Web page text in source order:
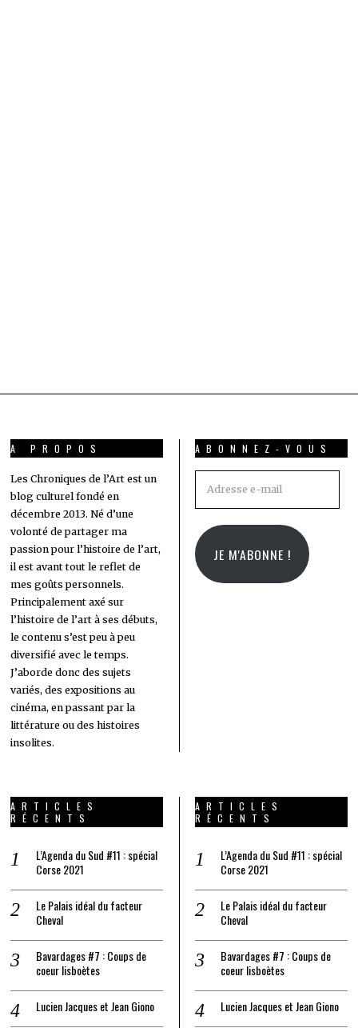
A PROPOS
Les Chroniques de l’Art est un
blog culturel fondé en
décembre 2013. Né d’une
volonté de partager ma
passion pour l’histoire de l’art,
il est avant tout le reflet de
mes goûts personnels.
Principalement axé sur
l’histoire de l’art à ses débuts,
le contenu s’est peu à peu
diversifié avec le temps.
J’aborde donc des sujets
variés, des expositions au
cinéma, en passant par la
littérature ou des histoires
insolites.
ABONNEZ-VOUS
JE M'ABONNE !
ARTICLES
RÉCENTS
L’Agenda du Sud #11 : spécial
Corse 2021
Le Palais idéal du facteur
Cheval
Bavardages #7 : Coups de
coeur lisboètes
Lucien Jacques et Jean Giono
ARTICLES
RÉCENTS
L’Agenda du Sud #11 : spécial
Corse 2021
Le Palais idéal du facteur
Cheval
Bavardages #7 : Coups de
coeur lisboètes
Lucien Jacques et Jean Giono